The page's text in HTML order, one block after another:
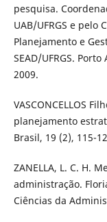
pesquisa.
UAB/UFRGS e pelo
Planejamento e
SEAD/UFRGS.
2009.
VASCONCELLOS
planejamento
Brasil, 19 (2), 115-
ZANELLA, L. C. H.
administração.
Ciências da